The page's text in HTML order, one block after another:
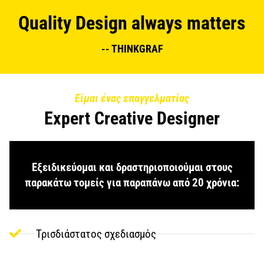
Quality Design always matters
-- THINKGRAF
Είμαι ένας επαγγελματίας
Expert Creative Designer
Εξειδικεύομαι και δραστηριοποιούμαι στους
παρακάτω τομείς για παραπάνω από 20 χρόνια:
Τρισδιάστατος σχεδιασμός